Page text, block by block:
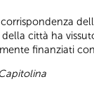
città ha
finanziati